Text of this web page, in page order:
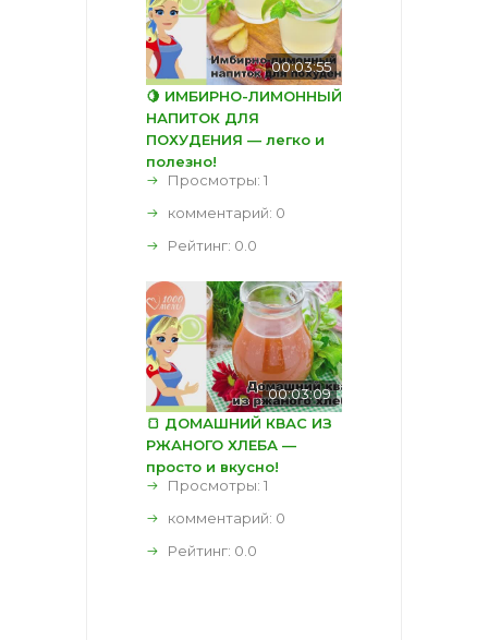
00:03:55
🍋 ИМБИРНО-ЛИМОННЫЙ
НАПИТОК ДЛЯ
ПОХУДЕНИЯ — легко и
полезно!
Просмотры: 1
комментарий: 0
Рейтинг: 0.0
00:03:09
🍞 ДОМАШНИЙ КВАС ИЗ
РЖАНОГО ХЛЕБА —
просто и вкусно!
Просмотры: 1
комментарий: 0
Рейтинг: 0.0